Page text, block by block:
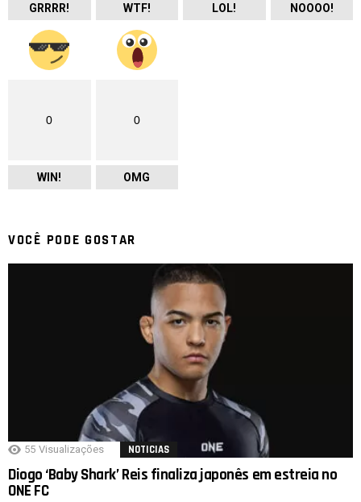
GRRRR! WTF! LOL! NOOOO!
0
WIN!
0
OMG
VOCÊ PODE GOSTAR
55 Visualizações NOTICIAS
Diogo ‘Baby Shark’ Reis finaliza japonês em estreia no
ONE FC